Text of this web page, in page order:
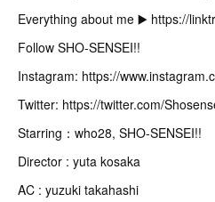
Everything about me ▶️ https://
Follow SHO-SENSEI!!
Instagram: https://
Twitter: https://twitter.com/
Starring：who28, SHO-SENSEI!!
Director : yuta kosaka
AC : yuzuki takahashi